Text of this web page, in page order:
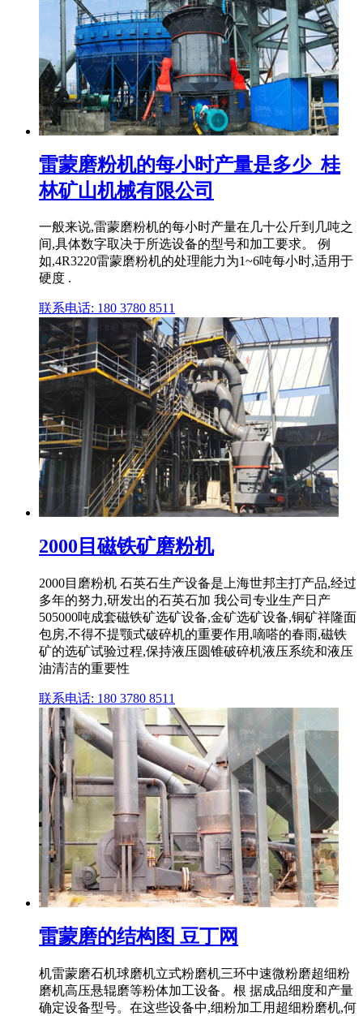
雷蒙磨粉机的每小时产量是多少_桂
林矿山机械有限公司
一般来说,雷蒙磨粉机的每小时产量在几十公斤到几吨之
间,具体数字取决于所选设备的型号和加工要求。 例
如,4R3220雷蒙磨粉机的处理能力为1~6吨每小时,适用于
硬度 .
联系电话: 180 3780 8511
2000目磁铁矿磨粉机
2000目磨粉机 石英石生产设备是上海世邦主打产品,经过
多年的努力,研发出的石英石加 我公司专业生产日产
505000吨成套磁铁矿选矿设备,金矿选矿设备,铜矿祥隆面
包房,不得不提颚式破碎机的重要作用,嘀嗒的春雨,磁铁
矿的选矿试验过程,保持液压圆锥破碎机液压系统和液压
油清洁的重要性
联系电话: 180 3780 8511
雷蒙磨的结构图 豆丁网
机雷蒙磨石机球磨机立式粉磨机三环中速微粉磨超细粉
磨机高压悬辊磨等粉体加工设备。根 据成品细度和产量
确定设备型号。在这些设备中,细粉加工用超细粉磨机,何